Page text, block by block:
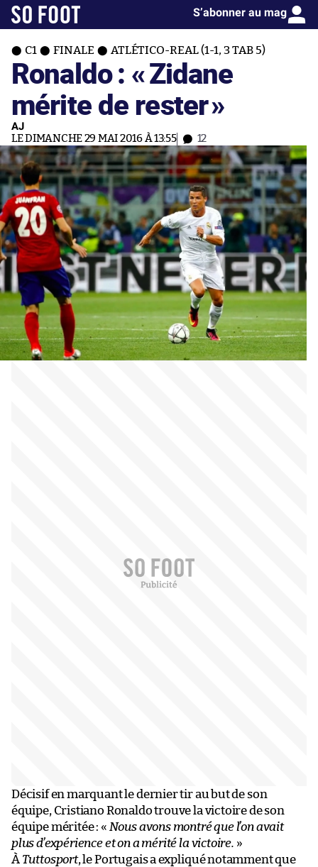
S’abonner au mag
C1 FINALE ATLÉTICO-REAL (1-1, 3 TAB 5)
Ronaldo : «Zidane
mérite de rester»
AJ
LE DIMANCHE 29 MAI 2016 À 13:55 12
Décisif en marquant le dernier tir au but de son
équipe, Cristiano Ronaldo trouve la victoire de son
équipe méritée : « Nous avons montré que l’on avait
plus d’expérience et on a mérité la victoire. »
À Tuttosport, le Portugais a expliqué notamment que